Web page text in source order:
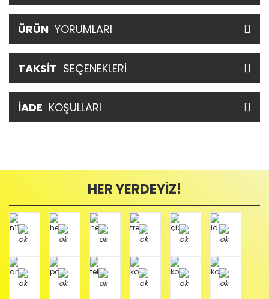
ÜRÜN YORUMLARI
TAKSİT SEÇENEKLERİ
İADE KOŞULLARI
HER YERDEYİZ!